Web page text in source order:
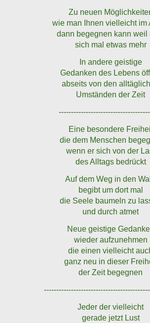
Zu neuen
wie man Ihnen vielleicht im
dann begegnen kann weil
sich mal etwas mehr
In andere geistige
Gedanken des Lebens
abseits von den
Umständen der Zeit
Eine besondere
die dem Menschen
wenn er sich von der
des Alltags bedrückt
Auf dem Weg in den
begibt um dort mal
die Seele baumeln zu
und durch atmet
Neue geistige
wieder aufzunehmen
die einen vielleicht
ganz neu in dieser
der Zeit begegnen
Jeder der vielleicht
gerade jetzt Lust